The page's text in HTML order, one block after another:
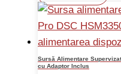
Sursă Alimentare
cu Adaptor Inclus